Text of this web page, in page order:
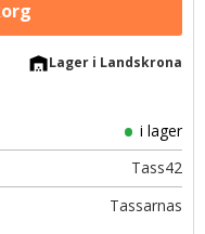
warehouseLager i Landskrona
i lager
Tass42
Tassarnas